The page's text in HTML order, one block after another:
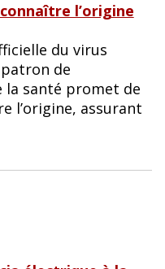
l’origine
du virus
de
la santé promet de
l’origine, assurant